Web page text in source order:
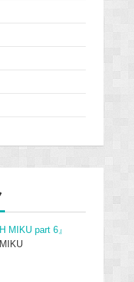
MIKU part 6』